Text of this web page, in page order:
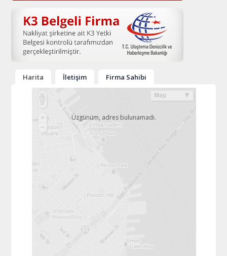
Harita İletişim Firma Sahibi
Üzgünüm, adres bulunamadı.